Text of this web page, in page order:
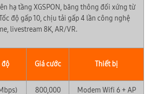
hạ tầng XGSPON, băng thông đối xứng từ
độ gấp 10, chịu tải gấp 4 lần công nghệ
livestream 8K, AR/VR.
độ Giá cước Thiết bị
800,000 Modem Wifi 6 + AP